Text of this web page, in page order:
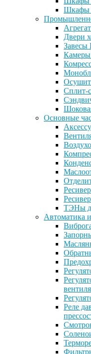
Шкафы
Двери
Камеры
Сплит-
Основные
ТЭНы
Автоматика
Реле